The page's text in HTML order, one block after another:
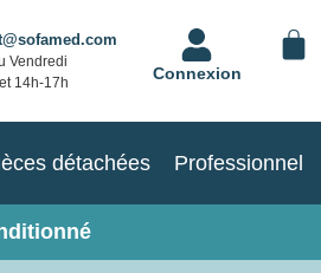
Vendredi
14h-17h
Connexion
détachées Professionnel